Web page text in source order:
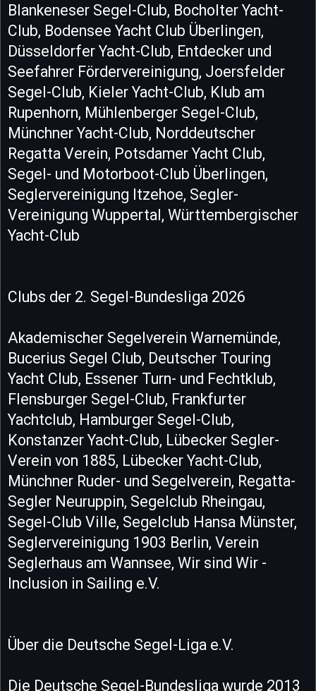
Blankeneser Segel-Club, Bocholter Yacht-
Club, Bodensee Yacht Club Überlingen,
Düsseldorfer Yacht-Club, Entdecker und
Seefahrer Fördervereinigung, Joersfelder
Segel-Club, Kieler Yacht-Club, Klub am
Rupenhorn, Mühlenberger Segel-Club,
Münchner Yacht-Club, Norddeutscher
Regatta Verein, Potsdamer Yacht Club,
Segel- und Motorboot-Club Überlingen,
Seglervereinigung Itzehoe, Segler-
Vereinigung Wuppertal, Württembergischer
Yacht-Club
Clubs der 2. Segel-Bundesliga 2026
Akademischer Segelverein Warnemünde,
Bucerius Segel Club, Deutscher Touring
Yacht Club, Essener Turn- und Fechtklub,
Flensburger Segel-Club, Frankfurter
Yachtclub, Hamburger Segel-Club,
Konstanzer Yacht-Club, Lübecker Segler-
Verein von 1885, Lübecker Yacht-Club,
Münchner Ruder- und Segelverein, Regatta-
Segler Neuruppin, Segelclub Rheingau,
Segel-Club Ville, Segelclub Hansa Münster,
Seglervereinigung 1903 Berlin, Verein
Seglerhaus am Wannsee, Wir sind Wir -
Inclusion in Sailing e.V.
Über die Deutsche Segel-Liga e.V.
Die Deutsche Segel-Bundesliga wurde 2013